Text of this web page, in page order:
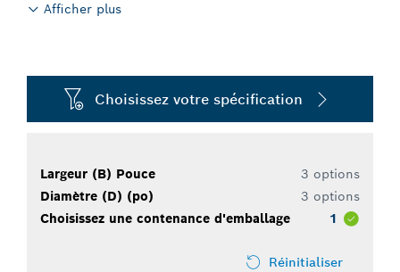
Afficher plus
Choisissez votre spécification
Largeur (B) Pouce
3 options
Diamètre (D) (po)
3 options
Choisissez une contenance d'emballage
1
Réinitialiser